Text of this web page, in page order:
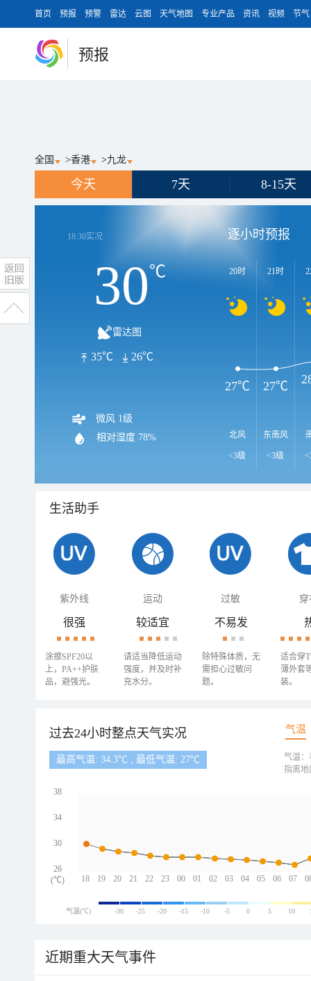
首页 预报 预警 雷达 云图 天气地图 专业产品 资讯 视频 节气
预报
全国 >香港 >九龙
今天 7天 8-15天
18:30实况
30℃
雷达图
35℃ 26℃
微风 1级
相对湿度 78%
逐小时预报
20时
北风
<3级
21时
东南风
<3级
27℃ 27℃
生活助手
紫外线 运动 过敏 穿
很强
涂擦SPF20以
上，PA++护肤
品，避强光。
较适宜
请适当降低运动
强度，并及时补
充水分。
不易发
除特殊体质，无
需担心过敏问
题。
适合穿
薄外套
装。
过去24小时整点天气实况 气温
最高气温: 34.3℃ , 最低气温: 27℃
18 19 20 21 22 23 00 01 02 03 04 05 06 07
38
34
30
26
(℃)
气温：
指离地
气温(℃) -30 -25 -20 -15 -10 -5 0 5 10
近期重大天气事件